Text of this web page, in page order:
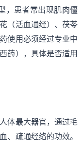
，患者常出现肌肉僵
（活血通经）、茯苓
使用必须经过专业中
药），具体是否适用
体最大器官，通过毛
、疏通经络的功效。